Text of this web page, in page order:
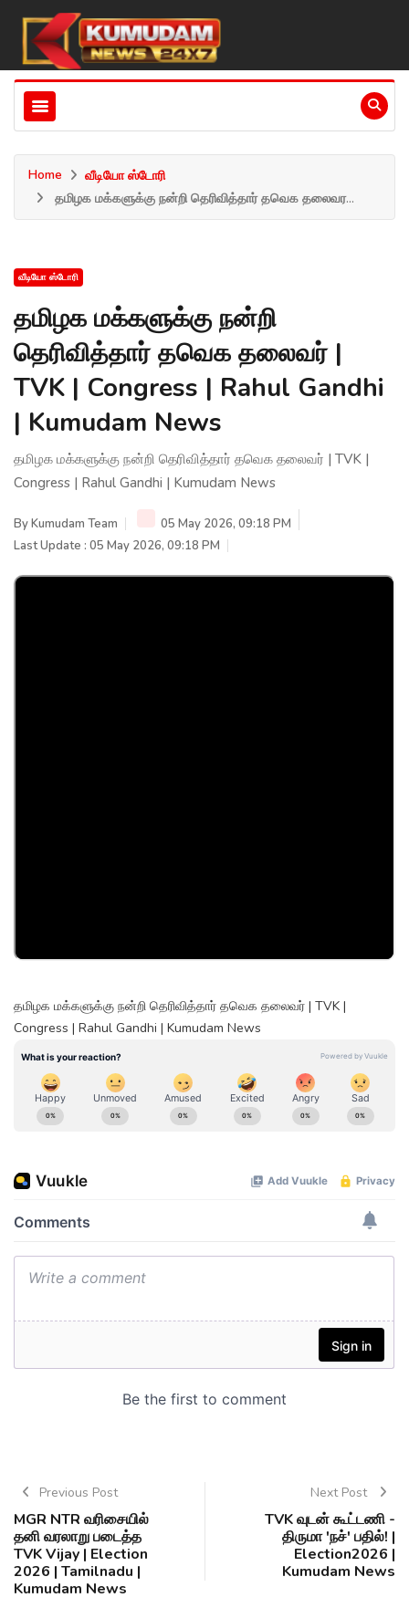
Home
வீடியோ ஸ்டோரி
தமிழக மக்களுக்கு நன்றி தெரிவித்தார் தவெக தலைவர...
வீடியோ ஸ்டோரி
தமிழக மக்களுக்கு நன்றி
தெரிவித்தார் தவெக தலைவர் |
TVK | Congress | Rahul Gandhi
| Kumudam News
தமிழக மக்களுக்கு நன்றி தெரிவித்தார் தவெக தலைவர் | TVK |
Congress | Rahul Gandhi | Kumudam News
ByKumudam Team
05 May 2026, 09:18 PM
Last Update : 05 May 2026, 09:18 PM
தமிழக மக்களுக்கு நன்றி தெரிவித்தார் தவெக தலைவர் | TVK |
Congress | Rahul Gandhi | Kumudam News
Previous Post
MGR NTR வரிசையில்
தனி வரலாறு படைத்த
TVK Vijay | Election
2026 | Tamilnadu |
Kumudam News
Next Post
TVK வுடன் கூட்டணி -
திருமா 'நச்' பதில்! |
Election2026 |
Kumudam News